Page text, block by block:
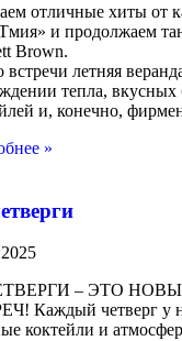
отличные хиты от
и продолжаем
Brown.
встречи летняя
тепла, вкусных
и, конечно,
»
– ЭТО
Каждый четверг у
коктейли и